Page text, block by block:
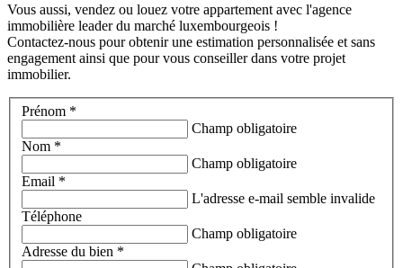
Vous aussi, vendez ou louez votre appartement avec l'agence
immobilière leader du marché luxembourgeois !
Contactez-nous pour obtenir une estimation personnalisée et sans
engagement ainsi que pour vous conseiller dans votre projet
immobilier.
Prénom *
Champ obligatoire
Nom *
Champ obligatoire
Email *
L'adresse e-mail semble invalide
Téléphone
Champ obligatoire
Adresse du bien *